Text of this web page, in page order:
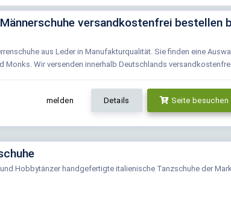
versandkostenfrei bestellen
aus Leder in Manufakturqualität. Sie finden eine
Monks. Wir versenden innerhalb Deutschlands versandkostenfre.
melden Details Seite besuchen
Hobbytänzer handgefertigte italienische Tanzschuhe der